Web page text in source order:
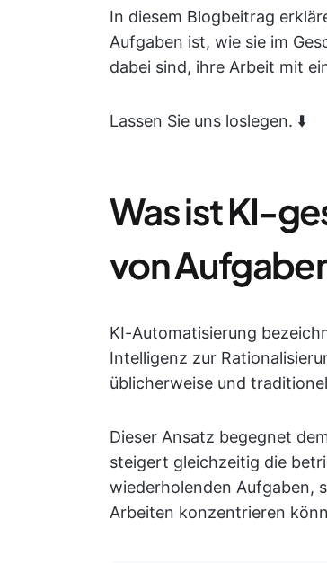
In diesem Blogbeitrag
Aufgaben ist, wie sie im
dabei sind, ihre Arbeit mit
Lassen Sie uns loslegen. ⬇️
Was ist KI-
von
KI-Automatisierung
Intelligenz zur
üblicherweise und
Dieser Ansatz begegnet
steigert gleichzeitig die
wiederholenden Aufgaben,
Arbeiten konzentrieren